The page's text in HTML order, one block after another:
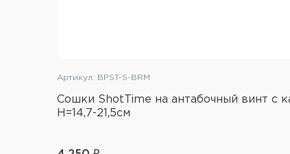
Артикул: BPST-S-BRM
Сошки ShotTime на антабочный винт с
H=14,7-21,5см